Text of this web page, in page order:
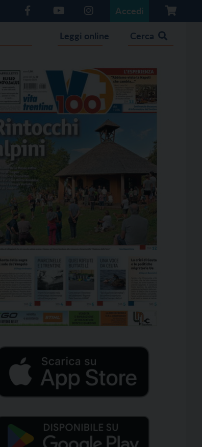
Accedi
Leggi online Cerca